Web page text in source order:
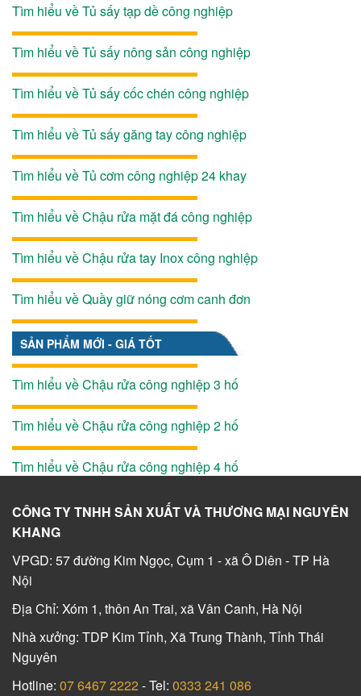
Tìm hiểu về Tủ sấy tạp dề công nghiệp
Tìm hiểu về Tủ sấy nông sản công nghiệp
Tìm hiểu về Tủ sấy cốc chén công nghiệp
Tìm hiểu về Tủ sấy găng tay công nghiệp
Tìm hiểu về Tủ cơm công nghiệp 24 khay
Tìm hiểu về Chậu rửa mặt đá công nghiệp
Tìm hiểu về Chậu rửa tay Inox công nghiệp
Tìm hiểu về Quầy giữ nóng cơm canh đơn
SẢN PHẨM MỚI - GIÁ TỐT
Tìm hiểu về Chậu rửa công nghiệp 3 hố
Tìm hiểu về Chậu rửa công nghiệp 2 hố
Tìm hiểu về Chậu rửa công nghiệp 4 hố
CÔNG TY TNHH SẢN XUẤT VÀ THƯƠNG MẠI NGUYÊN
KHANG
VPGD: 57 đường Kim Ngọc, Cụm 1 - xã Ô Diên - TP Hà
Nội
Địa Chỉ: Xóm 1, thôn An Trai, xã Vân Canh, Hà Nội
Nhà xưởng: TDP Kim Tỉnh, Xã Trung Thành, Tỉnh Thái
Nguyên
Hotline: 07 6467 2222 - Tel: 0333 241 086